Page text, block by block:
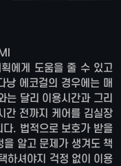
에게 도움을 줄 수 있고
낭 에코걸의 경우에는 매
는 달리 이용시간과 그리
간 전까지 케어를 김실장
. 법적으로 보호가 받을
알고 문제가 생겨도 책
하셔야지 걱정 없이 이용